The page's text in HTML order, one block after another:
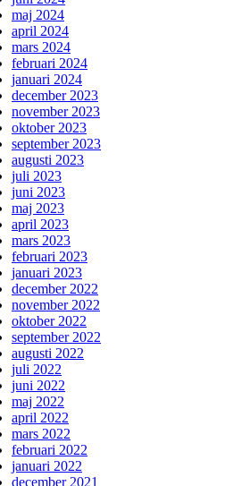
maj 2024
april 2024
mars 2024
februari 2024
januari 2024
december 2023
november 2023
oktober 2023
september 2023
augusti 2023
juli 2023
juni 2023
maj 2023
april 2023
mars 2023
februari 2023
januari 2023
december 2022
november 2022
oktober 2022
september 2022
augusti 2022
juli 2022
juni 2022
maj 2022
april 2022
mars 2022
februari 2022
januari 2022
december 2021